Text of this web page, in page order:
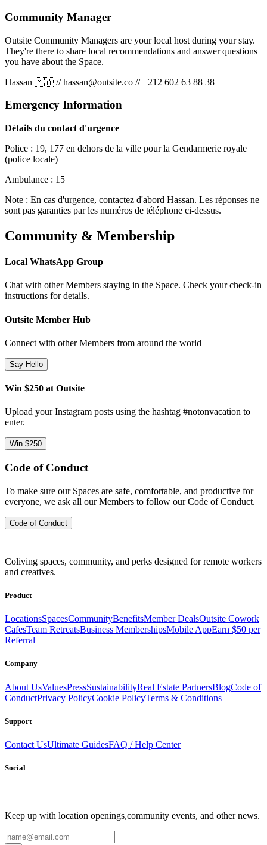
Community Manager
Outsite Community Managers are your local host during your stay.
They're there to share local recommendations and answer questions
you have about the Space.
Hassan 🇲🇦 //hassan@outsite.co //+212 602 63 88 38
Emergency Information
Détails du contact d'urgence
Police : 19, 177 en dehors de la ville pour la Gendarmerie royale
(police locale)
Ambulance : 15
Note : En cas d'urgence, contactez d'abord Hassan. Les réponses ne
sont pas garanties par les numéros de téléphone ci-dessus.
Community & Membership
Local WhatsApp Group
Chat with other Members staying in the Space. Check your check-in
instructions for details.
Outsite Member Hub
Connect with other Members from around the world
Say Hello
Win $250 at Outsite
Upload your Instagram posts using the hashtag #notonvacation to
enter.
Win $250
Code of Conduct
To make sure our Spaces are safe, comfortable, and productive for
everyone, we ask all our Members to follow our Code of Conduct.
Code of Conduct
Coliving spaces, community, and perks designed for remote workers
and creatives.
Product
LocationsSpacesCommunityBenefitsMember DealsOutsite Cowork
CafesTeam RetreatsBusiness MembershipsMobile AppEarn $50 per
Referral
Company
About UsValuesPressSustainabilityReal Estate PartnersBlogCode of
ConductPrivacy PolicyCookie PolicyTerms & Conditions
Support
Contact UsUltimate GuidesFAQ / Help Center
Social
Keep up with location openings,community events, and other news.
Email